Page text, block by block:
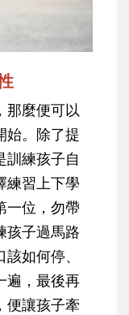
那麼便可以
始。除了提
訓練孩子自
練習上下學
一位，勿帶
孩子過馬路
如何停、
遍，最後再
便讓孩子牽